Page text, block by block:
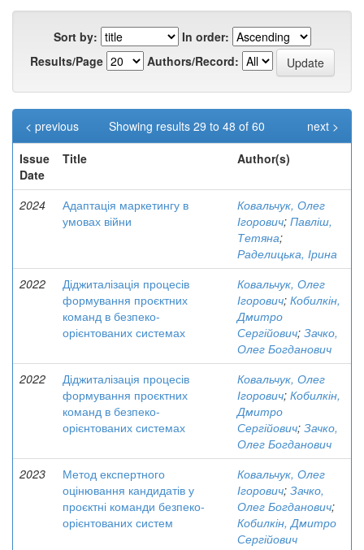
Sort by:
In order:
Results/Page
Authors/Record:
Showing results 29 to 48 of 60
< previous
next >
Issue
Date
Title Author(s)
2024
Адаптація маркетингу в
умовах війни
Ковальчук, Олег
Ігорович; Павліш,
Тетяна;
Раделицька, Ірина
2022
Діджиталізація процесів
формування проєктних
команд в безпеко-
орієнтованих системах
Ковальчук, Олег
Ігорович; Кобилкін,
Дмитро
Сергійович; Зачко,
Олег Богданович
2022
Діджиталізація процесів
формування проєктних
команд в безпеко-
орієнтованих системах
Ковальчук, Олег
Ігорович; Кобилкін,
Дмитро
Сергійович; Зачко,
Олег Богданович
2023
Метод експертного
оцінювання кандидатів у
проєктні команди безпеко-
орієнтованих систем
Ковальчук, Олег
Ігорович; Зачко,
Олег Богданович;
Кобилкін, Дмитро
Сергійович